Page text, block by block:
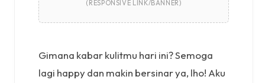
(RESPONSIVE LINK/BANNER)
Gimana kabar kulitmu hari ini? Semoga
lagi happy dan makin bersinar ya, lho! Aku